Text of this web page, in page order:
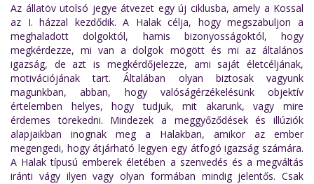
Az állatöv utolsó jegye átvezet egy új ciklusba, amely a Kossal
az I. házzal kezdődik. A Halak célja, hogy megszabuljon a
meghaladott dolgoktól, hamis bizonyosságoktól, hogy
megkérdezze, mi van a dolgok mögött és mi az általános
igazság, de azt is megkérdőjelezze, ami saját életcéljának,
motivációjának tart. Általában olyan biztosak vagyunk
magunkban, abban, hogy valóságérzékelésünk objektív
értelemben helyes, hogy tudjuk, mit akarunk, vagy mire
érdemes törekedni. Mindezek a meggyőződések és illúziók
alapjaikban inognak meg a Halakban, amikor az ember
megengedi, hogy átjárható legyen egy átfogó igazság számára.
A Halak típusú emberek életében a szenvedés és a megváltás
iránti vágy ilyen vagy olyan formában mindig jelentős. Csak